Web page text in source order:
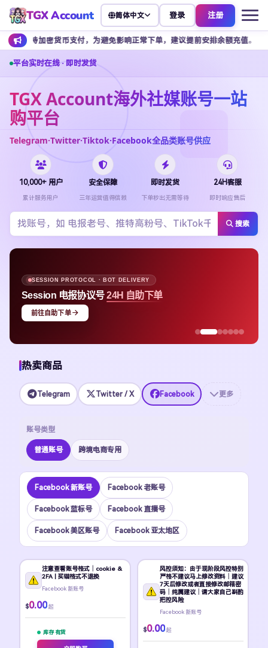
TGX Account 简体中文 登录 注册
，为避免影响正常下单，建议提前安排余额充值。 客服不接受
平台实时在线 · 即时发货
TGX Account海外社媒账号一站
购平台
Telegram·Twitter·Tiktok·Facebook全品类账号供应
10,000+ 用户
累计服务用户
安全保障
三年运营值得信赖
即时发货
下单秒出无需等待
24H客服
即时响应售后
搜索
SESSION PROTOCOL · BOT DELIVERY
Session 电报协议号24H 自助下单
前往自助下单
热卖商品
Telegram Twitter / X Facebook 更多
账号类型
普通账号 跨境电商专用
Facebook 新账号 Facebook 老账号
Facebook 蓝标号 Facebook 直播号
Facebook 美区账号 Facebook 亚太地区
注意查看账号格式｜cookie &
2FA | 买错格式不退换
Facebook 新账号
$0.00 起
库存 有货
风控须知：由于现阶段风控特别
严格不建议马上修改资料｜建议
7天后修改或者直接修改邮箱密
码｜纯属建议｜请大家自己斟酌
把控风险
Facebook 新账号
$0.00 起